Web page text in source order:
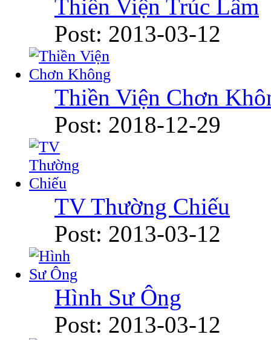
Thiền Viện Trúc Lâm
Post: 2013-03-12
Thiền Viện Chơn
Post: 2018-12-29
TV Thường Chiếu
Post: 2013-03-12
Hình Sư Ông
Post: 2013-03-12